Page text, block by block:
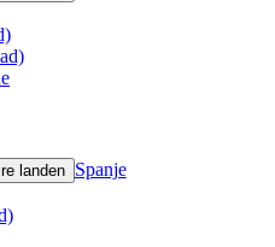
landen
Spanje